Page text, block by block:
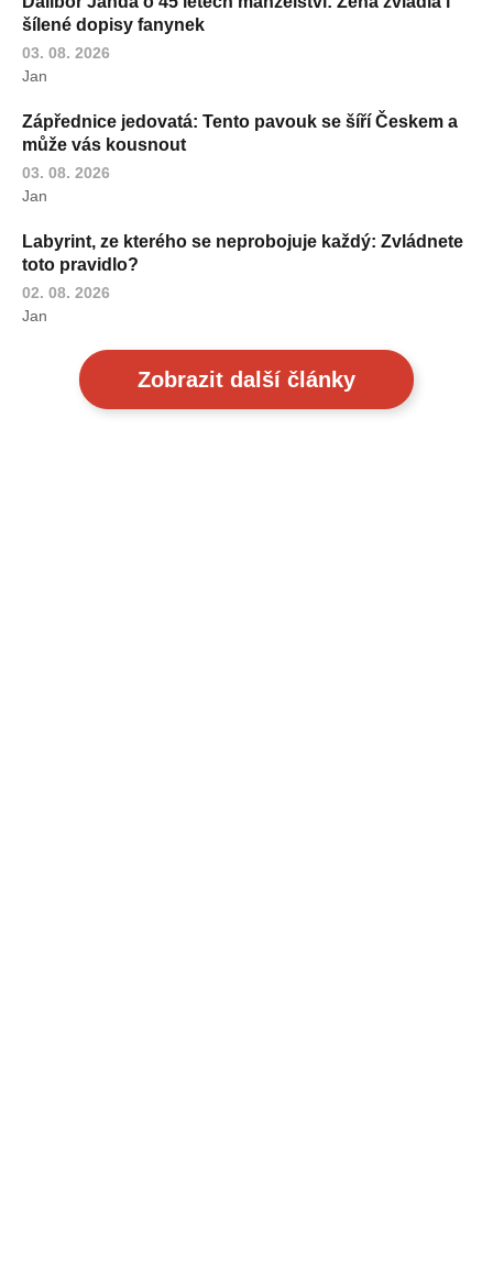
šílené dopisy fanynek
03. 08. 2026
Jan
Zápřednice jedovatá: Tento pavouk se šíří Českem a
může vás kousnout
03. 08. 2026
Jan
Labyrint, ze kterého se neprobojuje každý: Zvládnete
toto pravidlo?
02. 08. 2026
Jan
Zobrazit další články